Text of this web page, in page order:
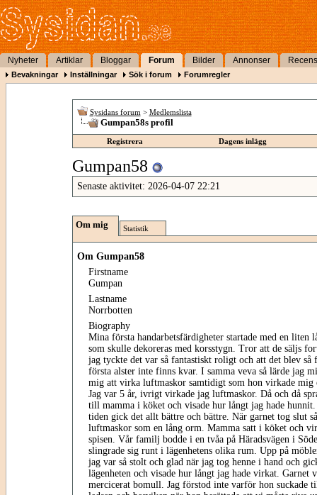
Nyheter Artiklar Bloggar Forum Bilder Annonser
Bevakningar Inställningar Sök i forum Forumregler
Sysidans forum > Medlemslista
Gumpan58s profil
Registrera Dagens inlägg
Gumpan58
Senaste aktivitet: 2026-04-07 22:21
Om mig Statistik
Om Gumpan58
Firstname
Gumpan
Lastname
Norrbotten
Biography
Mina första handarbetsfärdigheter startade med en liten
som skulle dekoreras med korsstygn. Tror att de säljs
jag tyckte det var så fantastiskt roligt och att det blev så
första alster inte finns kvar. I samma veva så lärde jag
mig att virka luftmaskor samtidigt som hon virkade mig
Jag var 5 år, ivrigt virkade jag luftmaskor. Då och då
till mamma i köket och visade hur långt jag hade
tiden gick det allt bättre och bättre. När garnet tog slut
luftmaskor som en lång orm. Mamma satt i köket och
spisen. Vår familj bodde i en tvåa på Häradsvägen i
slingrade sig runt i lägenhetens olika rum. Upp på
jag var så stolt och glad när jag tog henne i hand och
lägenheten och visade hur långt jag hade virkat. Garnet
mercicerat bomull. Jag förstod inte varför hon suckade